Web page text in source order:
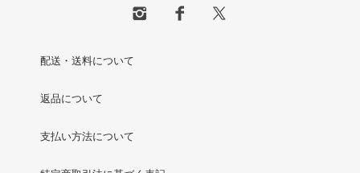
配送・送料について
返品について
支払い方法について